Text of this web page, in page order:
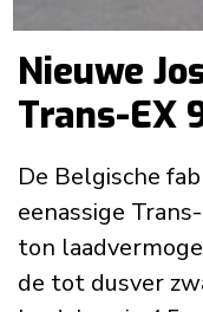
Nieuwe
Trans-EX
De Belgische
eenassige
ton
de tot dusver